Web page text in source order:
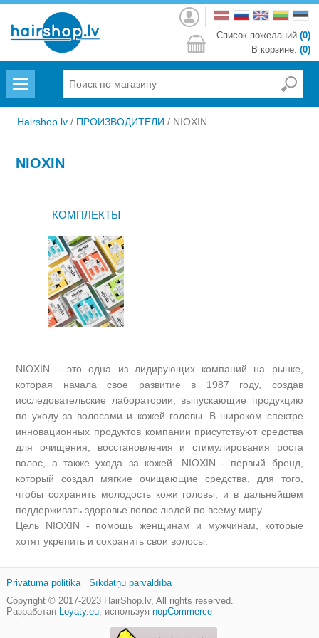
Войти
Список пожеланий (0)
В корзине: (0)
Hairshop.lv / ПРОИЗВОДИТЕЛИ / NIOXIN
NIOXIN
КОМПЛЕКТЫ
NIOXIN - это одна из лидирующих компаний на рынке,
которая начала свое развитие в 1987 году, создав
исследовательские лаборатории, выпускающие продукцию
по уходу за волосами и кожей головы. В широком спектре
инновационных продуктов компании присутствуют средства
для очищения, восстановления и стимулирования роста
волос, а также ухода за кожей. NIOXIN - первый бренд,
который создал мягкие очищающие средства, для того,
чтобы сохранить молодость кожи головы, и в дальнейшем
поддерживать здоровье волос людей по всему миру.
Цель NIOXIN - помощь женщинам и мужчинам, которые
хотят укрепить и сохранить свои волосы.
Copyright © 2017-2023 HairShop.lv, All rights reserved.
Разработан Loyaty.eu, используя nopCommerce
Privātuma politika Sīkdatņu pārvaldība